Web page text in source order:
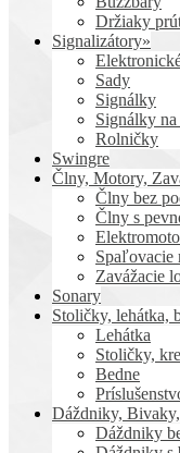
Držiaky
Signalizátory»
Sady
Signálky
Signálky na
Rolničky
Swingre
Člny, Motory,
Člny bez
Člny s
Spaľovacie
Zavážacie
Sonary
Stoličky, lehátka,
Lehátka
Stoličky,
Bedne
Dáždniky,
Dáždniky